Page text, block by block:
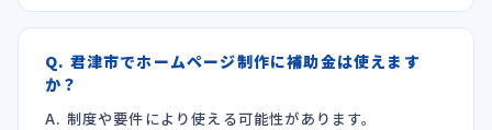
Q. 君津市でホームページ制作に補助金は使えます
か？
A. 制度や要件により使える可能性があります。